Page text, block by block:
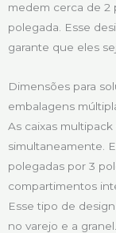
medem cerca de 2
polegada. Esse
garante que eles
Dimensões para
embalagens
As caixas
simultaneamente.
polegadas por 3
compartimentos
Esse tipo de
no varejo e a granel.